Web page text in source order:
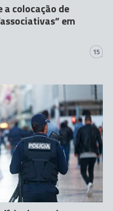
a colocação de
em
15